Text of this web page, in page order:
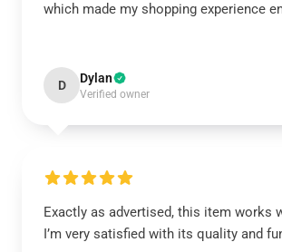
which made my shopping experience
D Dylan
Verified owner
Exactly as advertised, this item works
I’m very satisfied with its quality and